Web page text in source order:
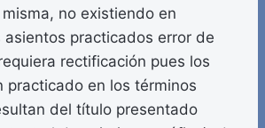
no existiendo en
asientos practicados error de
rectificación pues los
practicado en los términos
del título presentado